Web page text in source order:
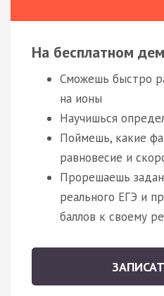
На бесплатном
Сможешь быстро
на ионы
Научишься
Поймешь, какие
равновесие и
Прорешаешь
реального ЕГЭ и
баллов к своему